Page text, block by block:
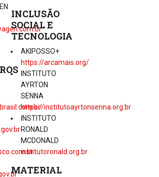
INCLUSÃO
SOCIAL E
TECNOLOGIA
AKIPOSSO+
https://arcamais.org/
INSTITUTO
AYRTON
SENNA
https://institutoayrtonsenna.org.br
INSTITUTO
RONALD
MCDONALD
institutoronald.org.br
MATERIAL